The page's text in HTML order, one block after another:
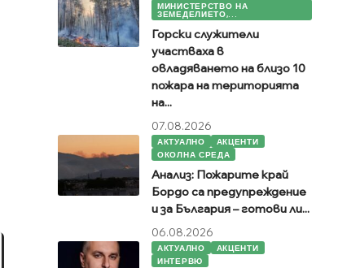
МИНИСТЕРСТВО НА
ЗЕМЕДЕЛИЕТО,...
Горски служители
участваха в
овладяването на близо 10
пожара на територията
на...
07.08.2026
АКТУАЛНО
АКЦЕНТИ
ОКОЛНА СРЕДА
Анализ: Пожарите край
Бордо са предупреждение
и за България – готови ли...
06.08.2026
АКТУАЛНО
АКЦЕНТИ
ИНТЕРВЮ